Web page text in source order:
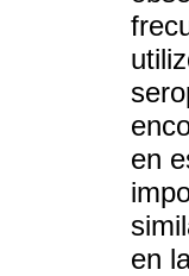
en
en